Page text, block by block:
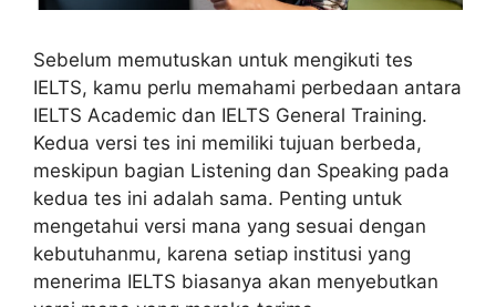
Sebelum memutuskan untuk mengikuti tes
IELTS, kamu perlu memahami perbedaan antara
IELTS Academic dan IELTS General Training.
Kedua versi tes ini memiliki tujuan berbeda,
meskipun bagian Listening dan Speaking pada
kedua tes ini adalah sama. Penting untuk
mengetahui versi mana yang sesuai dengan
kebutuhanmu, karena setiap institusi yang
menerima IELTS biasanya akan menyebutkan